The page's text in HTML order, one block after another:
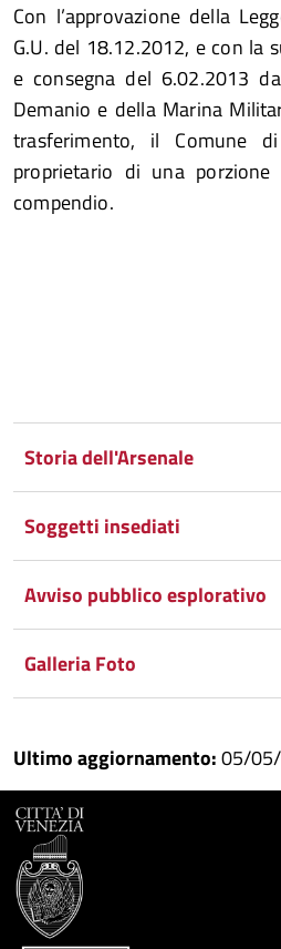
Con l’approvazione della
G.U. del 18.12.2012, e con la
e consegna del 6.02.2013
Demanio e della Marina
trasferimento, il Comune
proprietario di una
compendio.
Storia dell'Arsenale
Soggetti insediati
Avviso pubblico esplorativo
Galleria Foto
Ultimo aggiornamento:05/